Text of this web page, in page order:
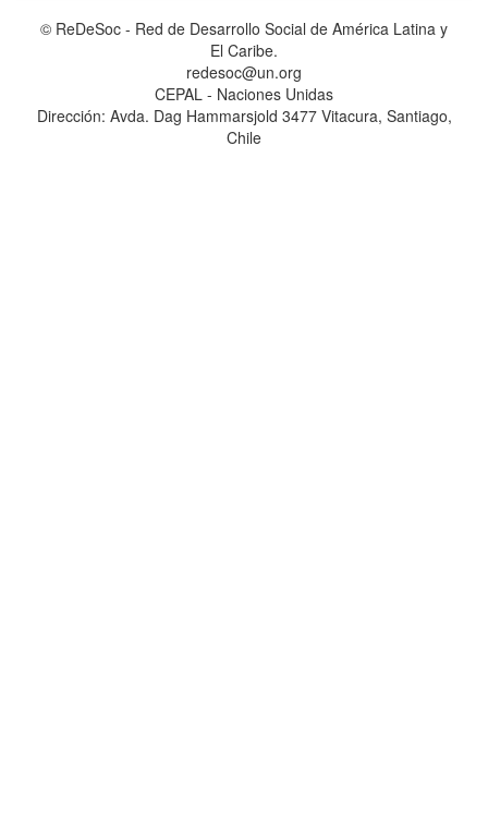
© ReDeSoc - Red de Desarrollo Social de América Latina y
El Caribe.
redesoc@un.org
CEPAL - Naciones Unidas
Dirección: Avda. Dag Hammarsjold 3477 Vitacura, Santiago,
Chile